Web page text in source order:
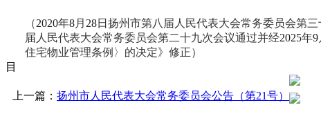
（2020年8月 28日扬州市第八届人民代表大会常务委员会第
届人民代表大会常务委员会第二十九次会议通过并经2025年9
住宅物业管理条例〉的决定》修正）
目
上一篇： 扬州市人民代表大会常务委员会公告（第21号）